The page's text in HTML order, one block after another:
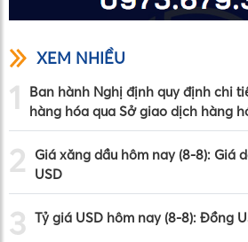
XEM NHIỀU
1
Ban hành Nghị định quy định chi
hàng hóa qua Sở giao dịch hàng
2
Giá xăng dầu hôm nay (8-8): Giá
USD
3 Tỷ giá USD hôm nay (8-8): Đồng